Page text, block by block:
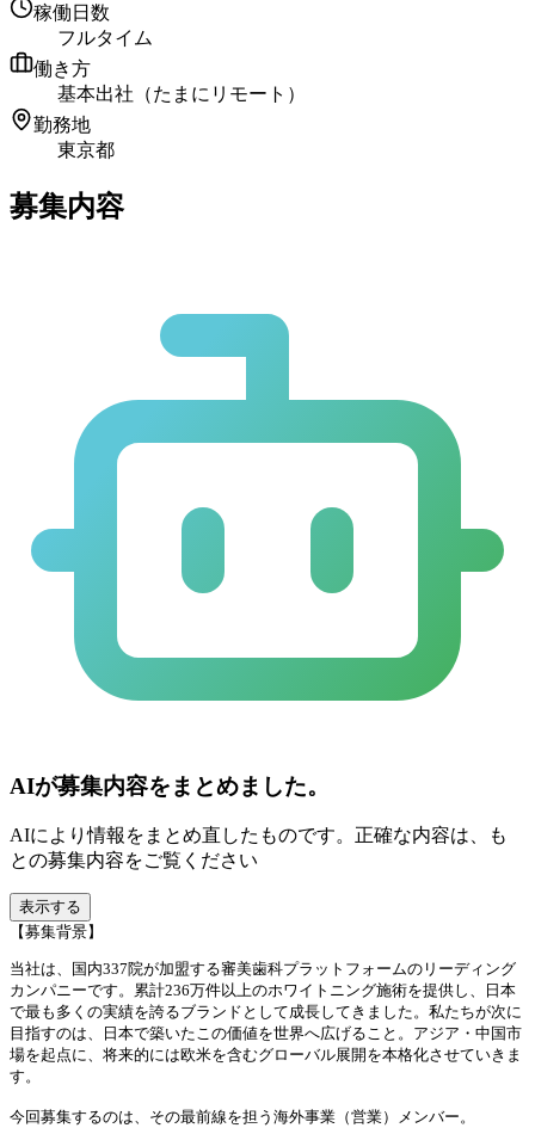
稼働日数
フルタイム
働き方
基本出社（たまにリモート）
勤務地
東京都
募集内容
AIが募集内容をまとめました。
AIにより情報をまとめ直したものです。正確な内容は、も
との募集内容をご覧ください
表示する
【募集背景】
当社は、国内337院が加盟する審美歯科プラットフォームのリーディング
カンパニーです。累計236万件以上のホワイトニング施術を提供し、日本
で最も多くの実績を誇るブランドとして成長してきました。私たちが次に
目指すのは、日本で築いたこの価値を世界へ広げること。アジア・中国市
場を起点に、将来的には欧米を含むグローバル展開を本格化させていきま
す。
今回募集するのは、その最前線を担う海外事業（営業）メンバー。